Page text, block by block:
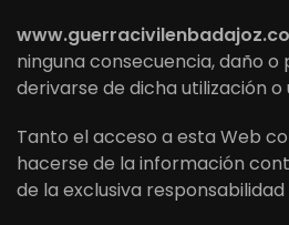
ninguna consecuencia, daño o
derivarse de dicha utilización
Tanto el acceso a esta Web
hacerse de la información
de la exclusiva responsabilidad